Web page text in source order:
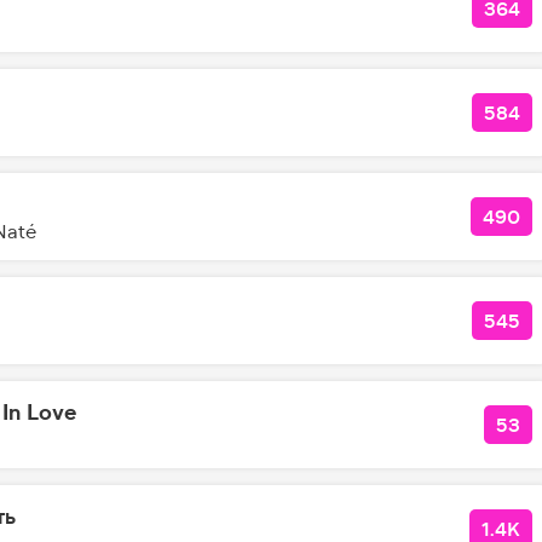
364
584
490
545
Love 53
1.4K